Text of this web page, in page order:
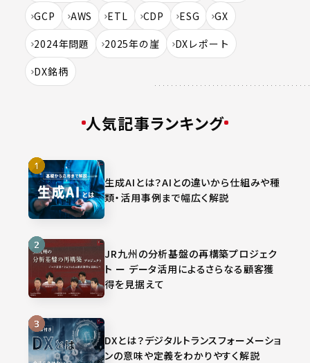
GCP
AWS ETL CDP ESG
GX
2024年問題
2025年の崖
DXレポート
DX銘柄
人気記事ランキング
生成AIとは？AIとの違いから仕組みや種
類・活用事例まで幅広く解説
JR九州の分析基盤の再構築プロジェク
ト ー データ活用によるさらなる顧客獲
得を見据えて
DXとは？デジタルトランスフォーメーショ
ンの意味や定義をわかりやすく解説